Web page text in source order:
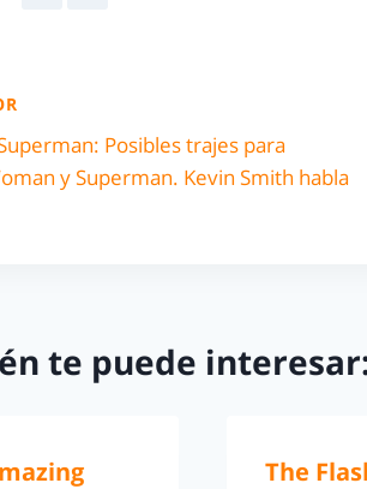
Posibles trajes para
y Superman. Kevin Smith habla
te puede
The